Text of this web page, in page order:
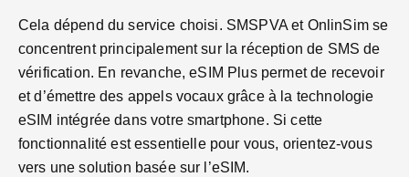
Cela dépend du service choisi. SMSPVA et OnlinSim se
concentrent principalement sur la réception de SMS de
vérification. En revanche, eSIM Plus permet de recevoir
et d’émettre des appels vocaux grâce à la technologie
eSIM intégrée dans votre smartphone. Si cette
fonctionnalité est essentielle pour vous, orientez-vous
vers une solution basée sur l’eSIM.